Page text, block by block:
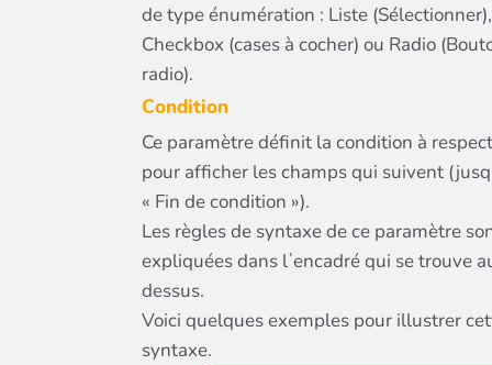
de type énumération : Liste (Sélectionner),
Checkbox (cases à cocher) ou Radio
radio).
Condition
Ce paramètre définit la condition à
pour afficher les champs qui suivent
« Fin de condition »).
Les règles de syntaxe de ce paramètre
expliquées dans lʼencadré qui se trouve
dessus.
Voici quelques exemples pour illustrer
syntaxe.